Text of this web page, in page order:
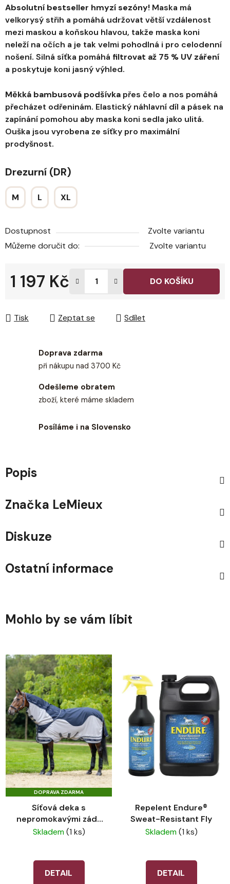
Absolutní bestseller hmyzí sezóny! Maska má
velkorysý střih a pomáhá udržovat větší vzdálenost
mezi maskou a koňskou hlavou, takže maska koni
neleží na očích a je tak velmi pohodlná i pro celodenní
nošení. Silná síťka pomáhá filtrovat až 75 % UV záření
a poskytuje koni jasný výhled.
Měkká bambusová podšívka přes čelo a nos pomáhá
přecházet odřeninám. Elastický náhlavní díl a pásek na
zapínání pomohou aby maska koni sedla jako ulitá.
Ouška jsou vyrobena ze síťky pro maximální
prodyšnost.
Drezurní (DR)
M L XL
Dostupnost
Zvolte variantu
Můžeme doručit do:
Zvolte variantu
1 197 Kč DO KOŠÍKU
Tisk Zeptat se Sdílet
Doprava zdarma
při nákupu nad 3700 Kč
Odešleme obratem
zboží, které máme skladem
Posíláme i na Slovensko
Popis
Značka LeMieux
Diskuze
Ostatní informace
Mohlo by se vám líbit
DOPRAVA ZDARMA
Síťová deka s
nepromokavými zády
LeMieux Arika
Skladem(1 ks)
DETAIL
Repelent Endure®
Sweat-Resistant Fly
Skladem(1 ks)
DETAIL